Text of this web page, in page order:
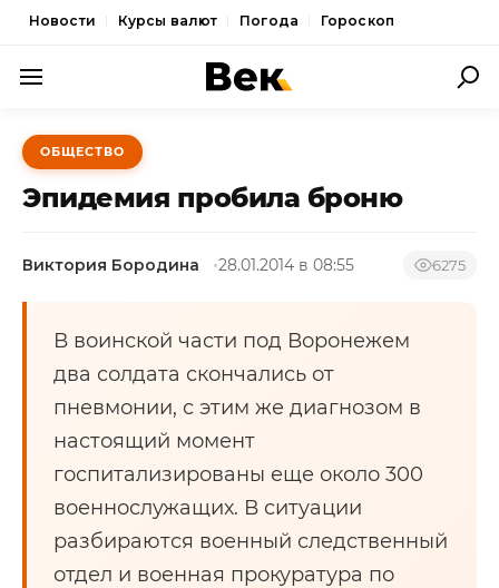
Новости Курсы валют Погода Гороскоп
ПОЛИТИКА
ЭКОНОМИКА
СПОРТ
КУЛЬТУРА
НОВОСТИ
ОБЩЕСТВО
Эпидемия пробила броню
Виктория Бородина 28.01.2014 в 08:55 6275
В воинской части под Воронежем
два солдата скончались от
пневмонии, с этим же диагнозом в
настоящий момент
госпитализированы еще около 300
военнослужащих. В ситуации
разбираются военный следственный
отдел и военная прокуратура по